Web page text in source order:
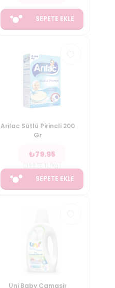
SEPETE EKLE
Arilac Sütlü Pirincli 200
Gr
₺79.95
SEPETE EKLE
Uni Baby Camasir